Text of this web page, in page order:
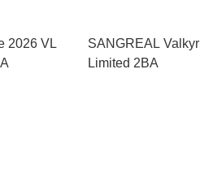
2026 VL
SANGREAL
Limited 2BA